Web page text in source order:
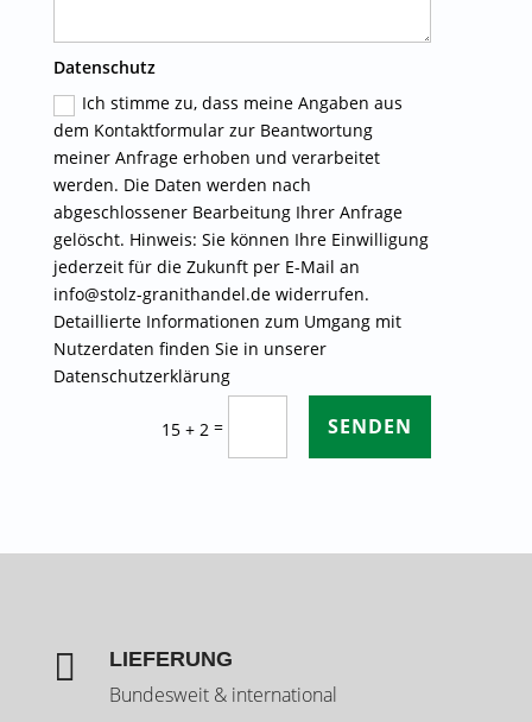
Datenschutz
Ich stimme zu, dass meine Angaben aus
dem Kontaktformular zur Beantwortung
meiner Anfrage erhoben und verarbeitet
werden. Die Daten werden nach
abgeschlossener Bearbeitung Ihrer Anfrage
gelöscht. Hinweis: Sie können Ihre Einwilligung
jederzeit für die Zukunft per E-Mail an
info@stolz-granithandel.de widerrufen.
Detaillierte Informationen zum Umgang mit
Nutzerdaten finden Sie in unserer
Datenschutzerklärung
15 + 2 = SENDEN
 LIEFERUNG
Bundesweit & international